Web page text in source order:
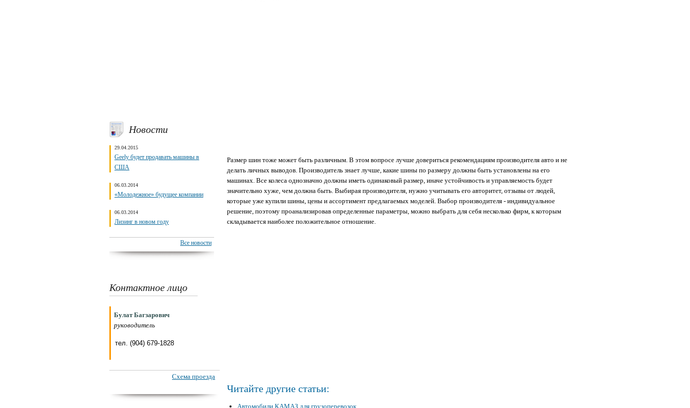
Новости
29.04.2015
Geely будет продавать машины в
США
06.03.2014
«Молодежное» будущее компании
06.03.2014
Лизинг в новом году
Все новости
Контактное лицо
Булат Багзарович
руководитель
тел. (904) 679-1828
Схема проезда
Размер шин тоже может быть различным. В этом вопросе лучше довериться рекомендациям производителя авто и не
делать личных выводов. Производитель знает лучше, какие шины по размеру должны быть установлены на его
машинах. Все колеса однозначно должны иметь одинаковый размер, иначе устойчивость и управляемость будет
значительно хуже, чем должна быть. Выбирая производителя, нужно учитывать его авторитет, отзывы от людей,
которые уже купили шины, цены и ассортимент предлагаемых моделей. Выбор производителя - индивидуальное
решение, поэтому проанализировав определенные параметры, можно выбрать для себя несколько фирм, к которым
складывается наиболее положительное отношение.
Читайте другие статьи:
Автомобили КАМАЗ для грузоперевозок